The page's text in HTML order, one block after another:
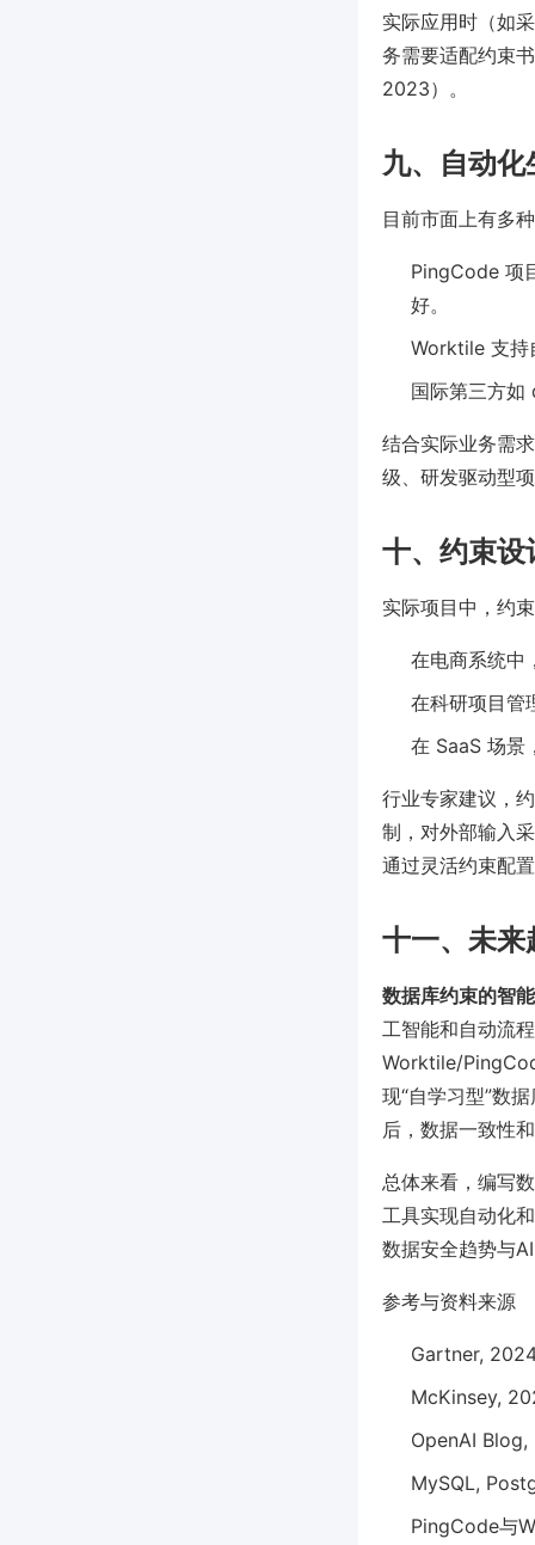
实际应用时（如
务需要适配约束
2023）。
九、自动
目前市面上有多
PingCode 项
好。
Worktile 支持
国际第三方如
结合实际业务需
级、研发驱动型
十、约束设
实际项目中，约
在电商系统中
在科研项目管
在 SaaS 场景
行业专家建议，
制，对外部输入
通过灵活约束配
十一、未来
数据库约束的智
工智能和自动流
Worktile/
现“自学习型”数
后，数据一致性
总体来看，编写
工具实现自动化
数据安全趋势与
参考与资料来源
Gartner,
McKinsey,
OpenAI
MySQL,
PingCode与